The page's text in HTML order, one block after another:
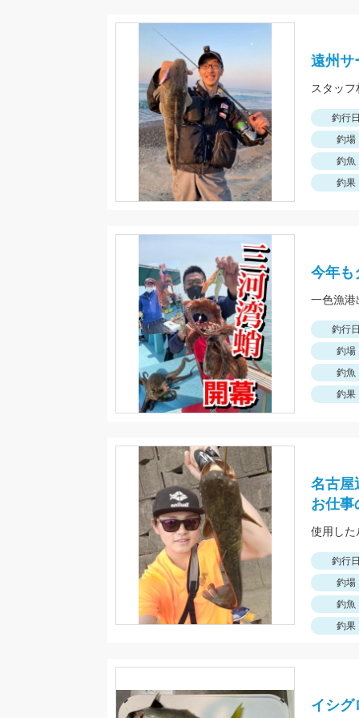
遠州サ
スタッ
釣行
釣場
釣魚
釣果
今年も
一色漁港
釣行
釣場
釣魚
釣果
名古屋
お仕事
使用した
釣行
釣場
釣魚
釣果
イシ